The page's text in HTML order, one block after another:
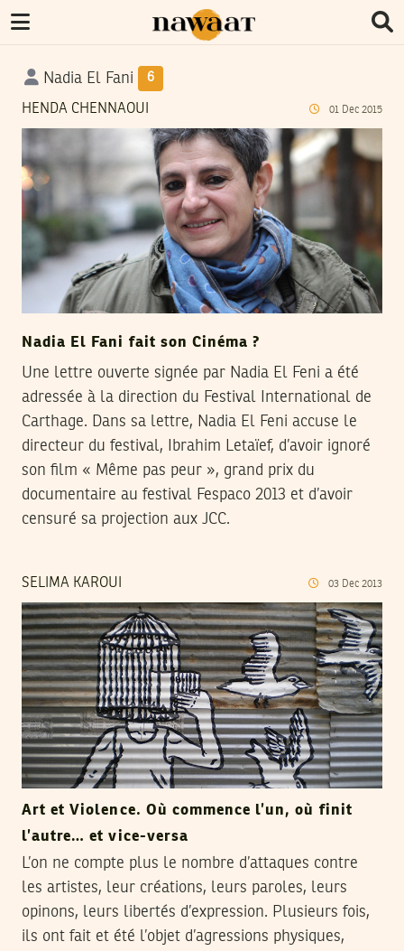
Nadia El Fani 6
HENDA CHENNAOUI 01 Dec 2015
Nadia El Fani fait son Cinéma ?
Une lettre ouverte signée par Nadia El Feni a été
adressée à la direction du Festival International de
Carthage. Dans sa lettre, Nadia El Feni accuse le
directeur du festival, Ibrahim Letaïef, d’avoir ignoré
son film « Même pas peur », grand prix du
documentaire au festival Fespaco 2013 et d’avoir
censuré sa projection aux JCC.
SELIMA KAROUI 03 Dec 2013
Art et Violence. Où commence l’un, où finit
l’autre… et vice-versa
L’on ne compte plus le nombre d’attaques contre
les artistes, leur créations, leurs paroles, leurs
opinons, leurs libertés d’expression. Plusieurs fois,
ils ont fait et été l’objet d’agressions physiques,